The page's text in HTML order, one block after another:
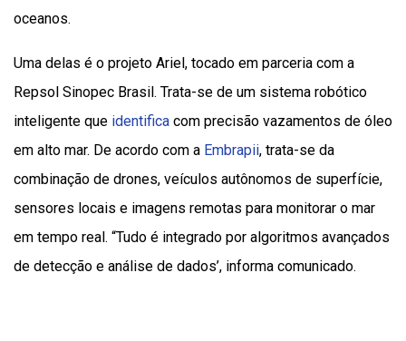
oceanos.
Uma delas é o projeto Ariel, tocado em parceria com a
Repsol Sinopec Brasil. Trata-se de um sistema robótico
inteligente que identifica com precisão vazamentos de óleo
em alto mar. De acordo com a Embrapii, trata-se da
combinação de drones, veículos autônomos de superfície,
sensores locais e imagens remotas para monitorar o mar
em tempo real. “Tudo é integrado por algoritmos avançados
de detecção e análise de dados’, informa comunicado.